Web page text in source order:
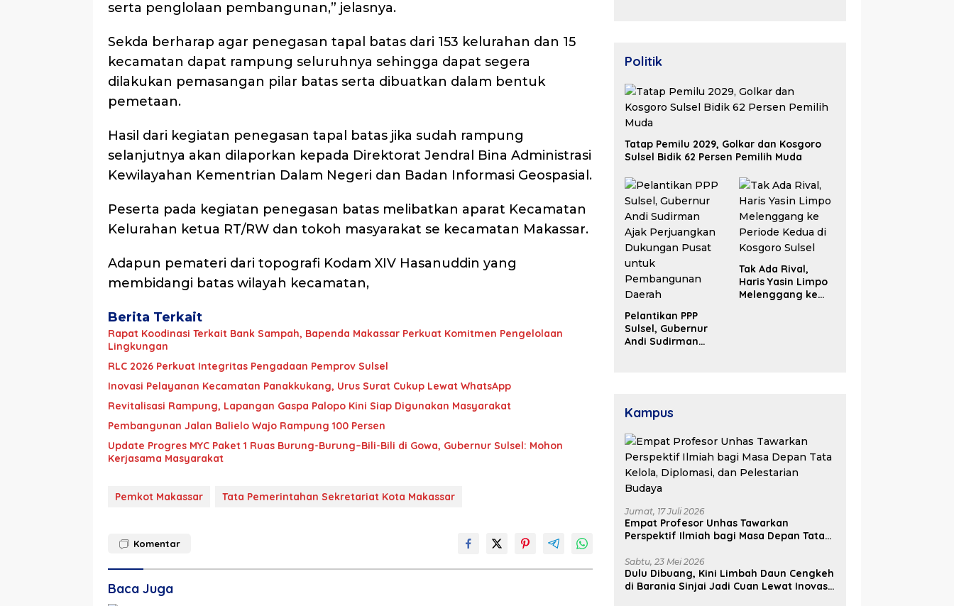
serta penglolaan pembangunan,” jelasnya.
Sekda berharap agar penegasan tapal batas dari 153 kelurahan dan 15
kecamatan dapat rampung seluruhnya sehingga dapat segera
dilakukan pemasangan pilar batas serta dibuatkan dalam bentuk
pemetaan.
Hasil dari kegiatan penegasan tapal batas jika sudah rampung
selanjutnya akan dilaporkan kepada Direktorat Jendral Bina Administrasi
Kewilayahan Kementrian Dalam Negeri dan Badan Informasi Geospasial.
Peserta pada kegiatan penegasan batas melibatkan aparat Kecamatan
Kelurahan ketua RT/RW dan tokoh masyarakat se kecamatan Makassar.
Adapun pemateri dari topografi Kodam XIV Hasanuddin yang
membidangi batas wilayah kecamatan,
Berita Terkait
Rapat Koodinasi Terkait Bank Sampah, Bapenda Makassar Perkuat Komitmen Pengelolaan
Lingkungan
RLC 2026 Perkuat Integritas Pengadaan Pemprov Sulsel
Inovasi Pelayanan Kecamatan Panakkukang, Urus Surat Cukup Lewat WhatsApp
Revitalisasi Rampung, Lapangan Gaspa Palopo Kini Siap Digunakan Masyarakat
Pembangunan Jalan Balielo Wajo Rampung 100 Persen
Update Progres MYC Paket 1 Ruas Burung-Burung–Bili-Bili di Gowa, Gubernur Sulsel: Mohon
Kerjasama Masyarakat
Pemkot Makassar Tata Pemerintahan Sekretariat Kota Makassar
Komentar
Baca Juga
Politik
Tatap Pemilu 2029, Golkar dan Kosgoro
Sulsel Bidik 62 Persen Pemilih Muda
Pelantikan PPP
Sulsel, Gubernur
Andi Sudirman
Daerah
Tak Ada Rival,
Haris Yasin Limpo
Melenggang ke
Kampus
Jumat, 17 Juli 2026
Empat Profesor Unhas Tawarkan
Perspektif Ilmiah bagi Masa Depan Tata
Budaya
Sabtu, 23 Mei 2026
Dulu Dibuang, Kini Limbah Daun Cengkeh
di Barania Sinjai Jadi Cuan Lewat Inovasi